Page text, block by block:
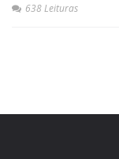
638 Leituras